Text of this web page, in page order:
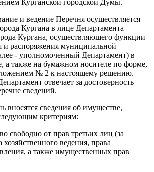
Курганской городской Думы.
и ведение Перечня осуществляется
Кургана в лице Департамента
Кургана, осуществляющего функции
и распоряжения муниципальной
- уполномоченный Департамент) в
а также на бумажном носителе по форме,
№ 2 к настоящему решению.
отвечает за достоверность
сведений.
вносятся сведения об имуществе,
критериям:
свободно от прав третьих лиц (за
ведения, права
а также имущественных прав